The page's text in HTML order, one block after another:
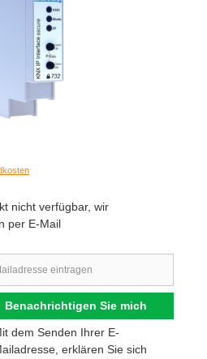
nicht verfügbar, wir
per E-Mail
Benachrichtigen Sie mich
dem Senden Ihrer E-
erklären Sie sich